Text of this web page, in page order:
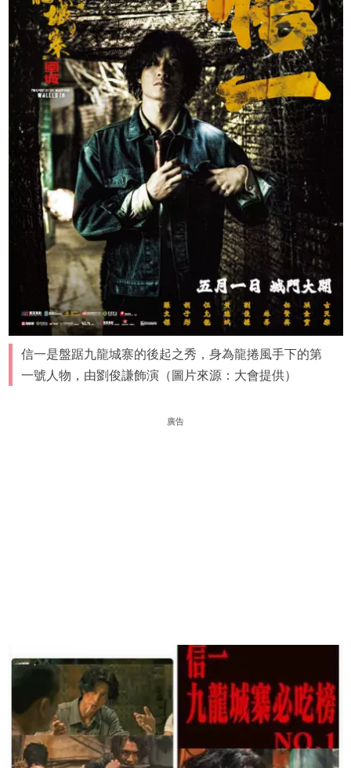
信一是盤踞九龍城寨的後起之秀，身為龍捲風手下的第
一號人物，由劉俊謙飾演（圖片來源：大會提供）
廣告